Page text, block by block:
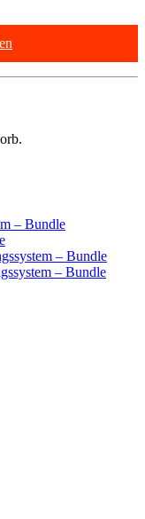
– Bundle
– Bundle
– Bundle